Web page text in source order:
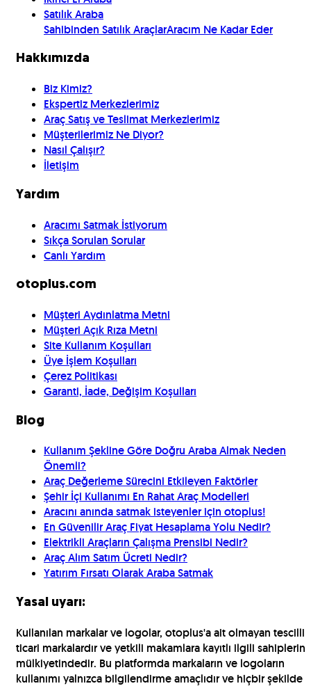
Satılık Araba
Sahibinden Satılık AraçlarAracım Ne Kadar Eder
Hakkımızda
Biz Kimiz?
Ekspertiz Merkezlerimiz
Araç Satış ve Teslimat Merkezlerimiz
Müşterilerimiz Ne Diyor?
Nasıl Çalışır?
İletişim
Yardım
Aracımı Satmak İstiyorum
Sıkça Sorulan Sorular
Canlı Yardım
otoplus.com
Müşteri Aydınlatma Metni
Müşteri Açık Rıza Metni
Site Kullanım Koşulları
Üye İşlem Koşulları
Çerez Politikası
Garanti, İade, Değişim Koşulları
Blog
Kullanım Şekline Göre Doğru Araba Almak Neden
Önemli?
Araç Değerleme Sürecini Etkileyen Faktörler
Şehir İçi Kullanımı En Rahat Araç Modelleri
Aracını anında satmak isteyenler için otoplus!
En Güvenilir Araç Fiyat Hesaplama Yolu Nedir?
Elektrikli Araçların Çalışma Prensibi Nedir?
Araç Alım Satım Ücreti Nedir?
Yatırım Fırsatı Olarak Araba Satmak
Yasal uyarı:
Kullanılan markalar ve logolar, otoplus'a ait olmayan tescilli
ticari markalardır ve yetkili makamlara kayıtlı ilgili sahiplerin
mülkiyetindedir. Bu platformda markaların ve logoların
kullanımı yalnızca bilgilendirme amaçlıdır ve hiçbir şekilde